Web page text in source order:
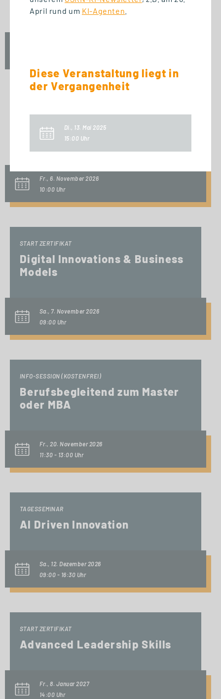
(AdA-Schein)
Basics of Business
Administration
Fr., 6. November 2026
10:00 Uhr
START ZERTIFIKAT
Digital Innovations & Business
Models
Sa., 7. November 2026
09:00 Uhr
INFO-SESSION (KOSTENFREI)
Berufsbegleitend zum Master
oder MBA
Fr., 20. November 2026
11:30 - 13:00 Uhr
TAGESSEMINAR
AI Driven Innovation
Sa., 12. Dezember 2026
09:00 - 16:30 Uhr
START ZERTIFIKAT
Advanced Leadership Skills
Fr., 8. Januar 2027
14:00 Uhr
April rund um KI-Agenten
Diese Veranstaltung liegt in
der Vergangenheit
Di., 13. Mai 2025
15:00 Uhr